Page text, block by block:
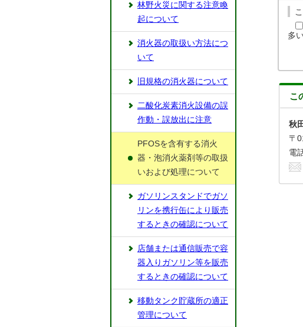
多
こ
秋
〒
電
林野火災に関する注意喚
起について
消火器の取扱い方法につ
いて
旧規格の消火器について
二酸化炭素消火設備の誤
作動・誤放出に注意
PFOSを含有する消火
器・泡消火薬剤等の取扱
いおよび処理について
ガソリンスタンドでガソ
リンを携行缶により販売
するときの確認について
店舗または通信販売で容
器入りガソリン等を販売
するときの確認について
移動タンク貯蔵所の適正
管理について